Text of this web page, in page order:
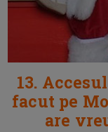
13.
facut pe
are